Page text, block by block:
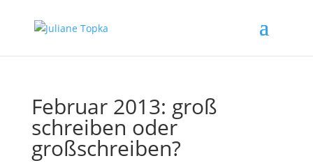
Februar 2013: groß
schreiben oder
großschreiben?